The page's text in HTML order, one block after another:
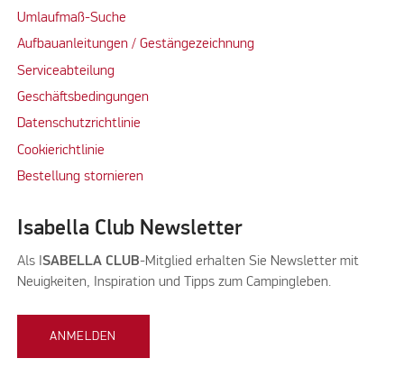
Umlaufmaß-Suche
Aufbauanleitungen / Gestängezeichnung
Serviceabteilung
Geschäftsbedingungen
Datenschutzrichtlinie
Cookierichtlinie
Bestellung stornieren
Isabella Club Newsletter
Als ISABELLA CLUB-Mitglied erhalten Sie Newsletter mit
Neuigkeiten, Inspiration und Tipps zum Campingleben.
ANMELDEN